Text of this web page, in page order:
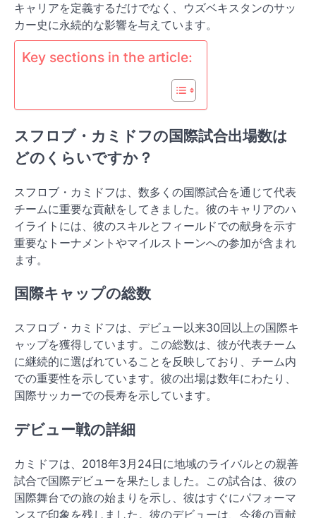
キャリアを定義するだけでなく、ウズベキスタンのサッ
カー史に永続的な影響を与えています。
Key sections in the article:
スフロブ・カミドフの国際試合出場数は
どのくらいですか？
スフロブ・カミドフは、数多くの国際試合を通じて代表
チームに重要な貢献をしてきました。彼のキャリアのハ
イライトには、彼のスキルとフィールドでの献身を示す
重要なトーナメントやマイルストーンへの参加が含まれ
ます。
国際キャップの総数
スフロブ・カミドフは、デビュー以来30回以上の国際キ
ャップを獲得しています。この総数は、彼が代表チーム
に継続的に選ばれていることを反映しており、チーム内
での重要性を示しています。彼の出場は数年にわたり、
国際サッカーでの長寿を示しています。
デビュー戦の詳細
カミドフは、2018年3月24日に地域のライバルとの親善
試合で国際デビューを果たしました。この試合は、彼の
国際舞台での旅の始まりを示し、彼はすぐにパフォーマ
ンスで印象を残しました。彼のデビューは、今後の貢献